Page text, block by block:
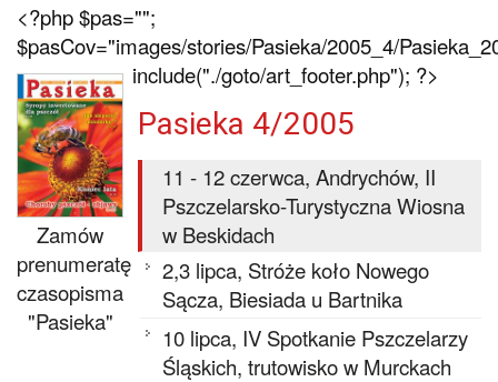
<?php $pas="";
$pasCov="images/stories/Pasieka/2005_4/
include("./goto/art_footer.php"); ?>
Zamów
prenumeratę
czasopisma
"Pasieka"
Pasieka 4/2005
11 - 12 czerwca, Andrychów, II
Pszczelarsko-Turystyczna Wiosna
w Beskidach
2,3 lipca, Stróże koło Nowego
Sącza, Biesiada u Bartnika
10 lipca, IV Spotkanie Pszczelarzy
Śląskich, trutowisko w Murckach